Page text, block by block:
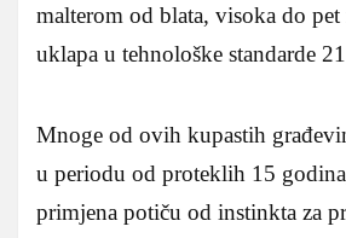
malterom od blata, visoka do pet
uklapa u tehnološke standarde
Mnoge od ovih kupastih
u periodu od proteklih 15
primjena potiču od instinkta za